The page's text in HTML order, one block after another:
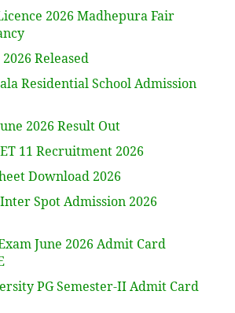
2026 Madhepura Fair
Released
Residential School Admission
2026 Result Out
11 Recruitment 2026
Download 2026
Spot Admission 2026
June 2026 Admit Card
PG Semester-II Admit Card